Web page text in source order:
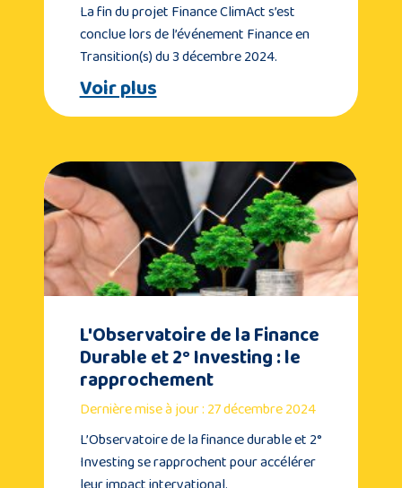
La fin du projet Finance ClimAct s’est
conclue lors de l’événement Finance en
Transition(s) du 3 décembre 2024.
Voir plus
L'Observatoire de la Finance
Durable et 2° Investing : le
rapprochement
Dernière mise à jour : 27 décembre 2024
L’Observatoire de la finance durable et 2°
Investing se rapprochent pour accélérer